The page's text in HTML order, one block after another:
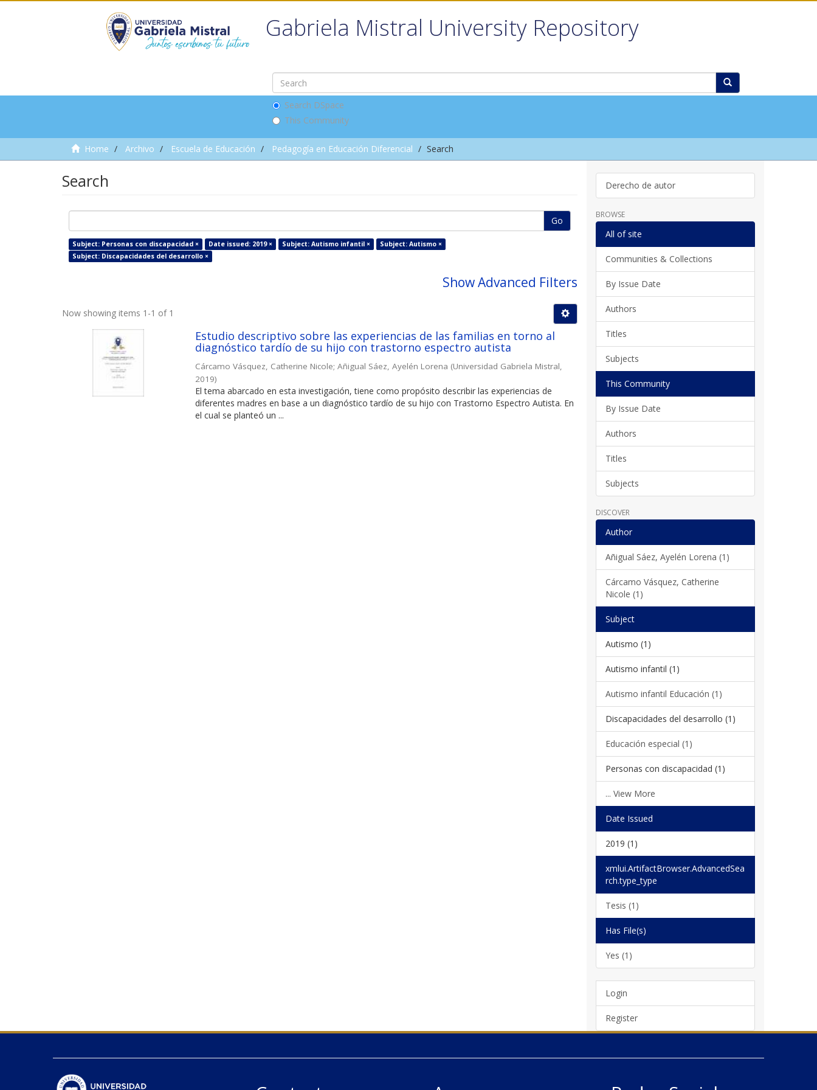
Gabriela Mistral University Repository
Search DSpace
This Community
Home Archivo Escuela de Educación Pedagogía en Educación Diferencial Search
Search
Go
Subject: Personas con discapacidad × Date issued: 2019 × Subject: Autismo infantil ×
Subject: Autismo ×
Subject: Discapacidades del desarrollo ×
Show Advanced Filters
Now showing items 1-1 of 1
Estudio descriptivo sobre las experiencias de las familias en torno al
diagnóstico tardío de su hijo con trastorno espectro autista
Cárcamo Vásquez, Catherine Nicole;Añigual Sáez, Ayelén Lorena (Universidad Gabriela Mistral
2019)
El tema abarcado en esta investigación, tiene como propósito describir las experiencias de
diferentes madres en base a un diagnóstico tardío de su hijo con Trastorno Espectro Autista. En
el cual se planteó un ...
Derecho de autor
BROWSE
All of site
Communities & Collections
By Issue Date
Authors
Titles
Subjects
This Community
By Issue Date
Authors
Titles
Subjects
DISCOVER
Author
Añigual Sáez, Ayelén Lorena (1)
Cárcamo Vásquez, Catherine
Nicole (1)
Subject
Autismo (1)
Autismo infantil (1)
Autismo infantil Educación (1)
Discapacidades del desarrollo (1)
Educación especial (1)
Personas con discapacidad (1)
... View More
Date Issued
2019 (1)
xmlui.ArtifactBrowser.AdvancedSea
rch.type_type
Tesis (1)
Has File(s)
Yes (1)
Login
Register